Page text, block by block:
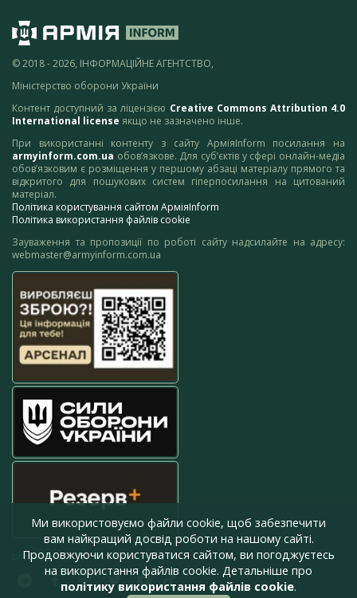
© 2018 - 2026, ІНФОРМАЦІЙНЕ АГЕНТСТВО,
Міністерство оборони України
Контент доступний за ліцензією Creative Commons Attribution 4.0
International license якщо не зазначено інше.
При використанні контенту з сайту АрміяInform посилання на
armyinform.com.ua обов’язкове. Для суб’єктів у сфері онлайн-медіа
обов’язковим є розміщення у першому абзаці матеріалу прямого та
відкритого для пошукових систем гіперпосилання на цитований
матеріал.
Політика користування сайтом АрміяInform
Політика використання файлів cookie
Зауваження та пропозиції по роботі сайту надсилайте на адресу:
webmaster@armyinform.com.ua
press@armyinform.com.ua
Ми використовуємо файли cookie, щоб забезпечити
вам найкращий досвід роботи на нашому сайті.
Продовжуючи користуватися сайтом, ви погоджуєтесь
на використання файлів cookie. Детальніше про
політику використання файлів cookie.